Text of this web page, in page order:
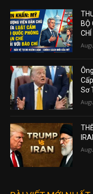
BỘ
CHÍ
Sơ